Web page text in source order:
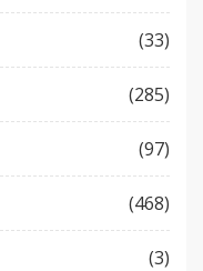
(33)
(285)
(97)
(468)
(3)